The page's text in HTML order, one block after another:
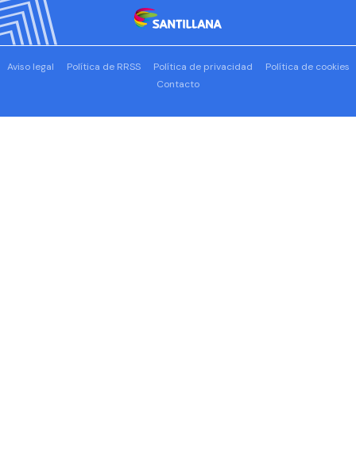
Aviso legal Política de RRSS Política de privacidad
Política de cookies
Contacto